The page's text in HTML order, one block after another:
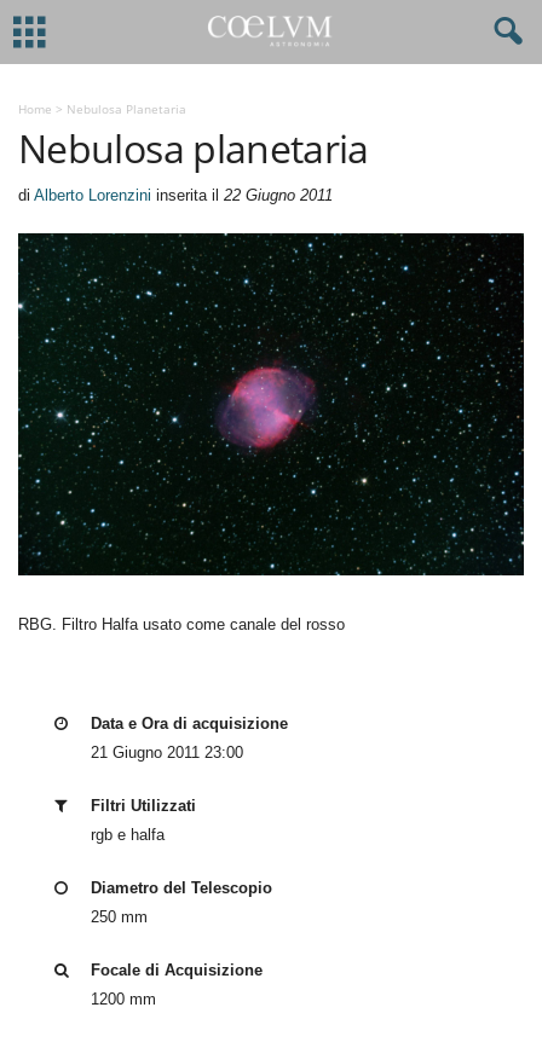
Home > Nebulosa Planetaria
Nebulosa planetaria
di Alberto Lorenzini inserita il 22 Giugno 2011
RBG. Filtro Halfa usato come canale del rosso
Data e Ora di acquisizione
21 Giugno 2011 23:00
Filtri Utilizzati
rgb e halfa
Diametro del Telescopio
250 mm
Focale di Acquisizione
1200 mm